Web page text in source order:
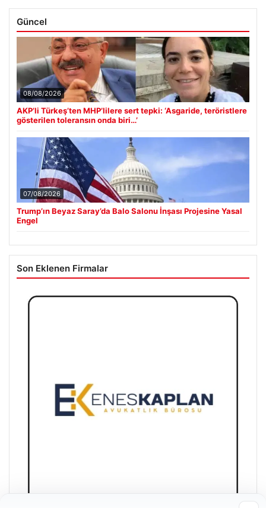
Güncel
08/08/2026
AKP’li Türkeş’ten MHP’lilere sert tepki: ‘Asgaride, teröristlere
gösterilen toleransın onda biri…’
07/08/2026
Trump’ın Beyaz Saray’da Balo Salonu İnşası Projesine Yasal
Engel
Son Eklenen Firmalar